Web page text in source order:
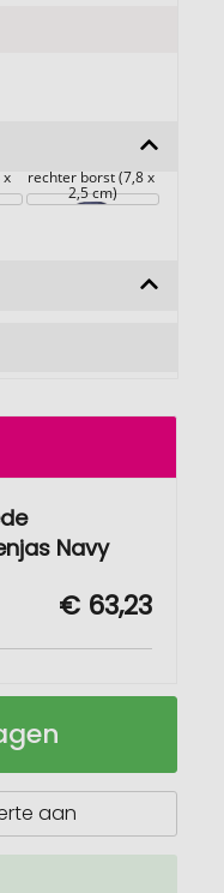
x rechter borst (7,8 x
2,5 cm)
Navy
€ 63,23
aan